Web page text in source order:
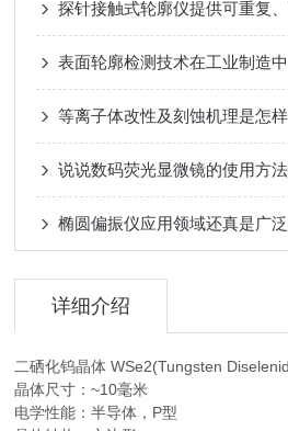
探针接触式轮廓仪提供可重复
表面轮廓检测技术在工业制造
等离子体改性及刻蚀机理是怎样
说说数码荧光显微镜的使用方
椭圆偏振仪应用领域还真是广泛
详细介绍
二硒化钨晶体 WSe2(Tungsten
晶体尺寸：~10毫米
电学性能：半导体，P型